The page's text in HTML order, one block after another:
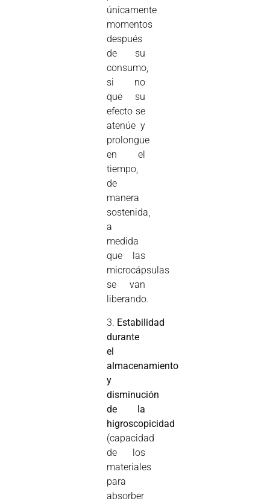
únicamente
momentos
después
de su
consumo,
si no
que su
efecto se
atenúe y
prolongue
en el
tiempo,
de
manera
sostenida,
a
medida
que las
microcápsulas
se van
liberando.
3. Estabilidad
durante
el
almacenamiento
y
disminución
de la
higroscopicidad
(capacidad
de los
materiales
para
absorber